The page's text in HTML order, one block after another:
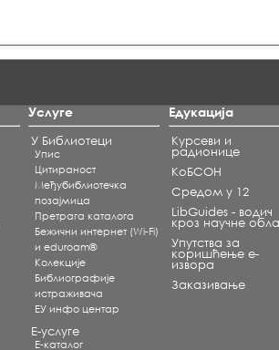
Услуге
У Библиотеци
Упис
Цитираност
Међубиблиотечка
позајмица
Претрага каталога
Бежични интернет (Wi-Fi)
и eduroam®
Koлекције
Библиографије
истраживача
ЕУ инфо центар
Е-услуге
Е-каталог
Едукација
Курсеви и
радионице
КоБСОН
Средом у 12
LibGuides - водич
кроз научне
Упутства за
коришћење е-
извора
Заказивање